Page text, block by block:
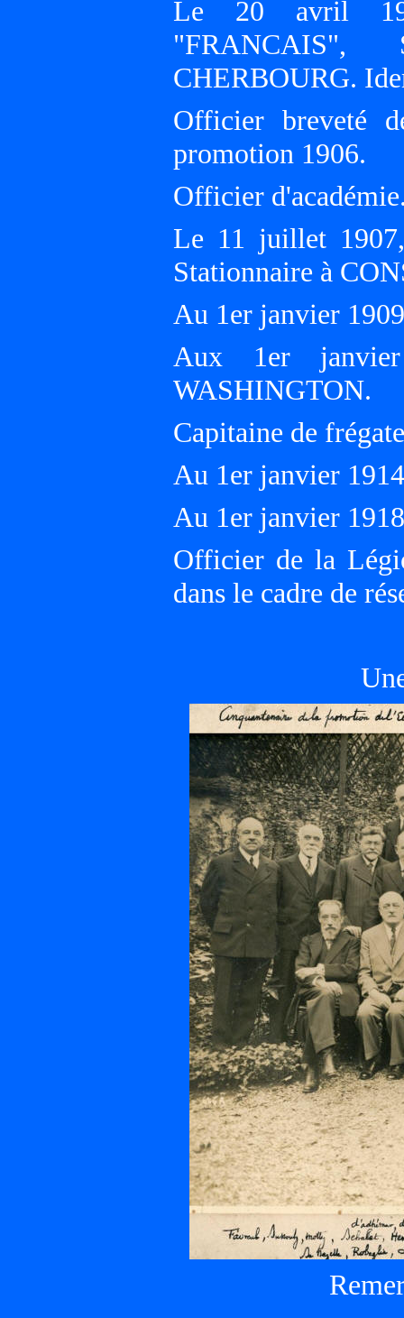
Le 20 avril
CHERBOURG.
Officier breveté
promotion 1906.
Officier
Le 11 juillet
Stationnaire à
Au 1er janvier
Aux 1er
WASHINGTON.
Capitaine de frégate
Au 1er janvier
Au 1er janvier
Officier de la
dans le cadre de